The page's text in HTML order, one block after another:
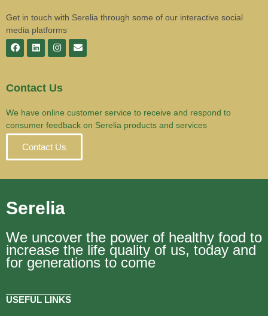
Get in touch with Serelia through some of our interactive social
media platforms
Contact Us
We have online customer service to receive and respond to
consumer feedback on Serelia products and services
Contact Us
Serelia
We uncover the power of healthy food to
increase the life quality of us, today and
for generations to come
USEFUL LINKS